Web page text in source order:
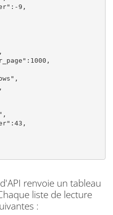
renvoie un tableau
liste de lecture
: